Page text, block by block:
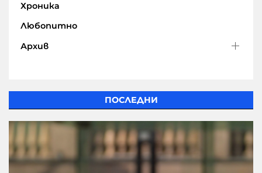
Хроника
Любопитно
Архив
ПОСЛЕДНИ